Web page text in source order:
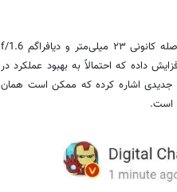
براساس اطلاعات فاش‌شده این گوشی به حسگر اصلی ۵۰ مگاپیکسلی با فاصله کانونی ۲۳ میلی‌متر و دیافراگم f/1.6
داده که احتمالاً به بهبود عملکرد در
جدیدی اشاره کرده که ممکن است همان